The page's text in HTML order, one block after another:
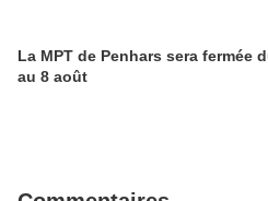
La MPT de Penhars sera fermée
au 8 août